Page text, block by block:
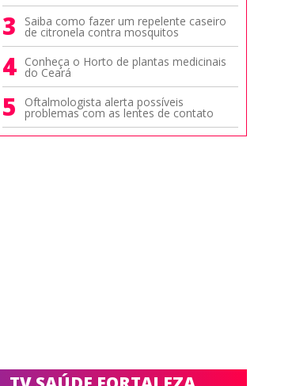
3 Saiba como fazer um repelente caseiro
de citronela contra mosquitos
4 Conheça o Horto de plantas medicinais
do Ceará
5 Oftalmologista alerta possíveis
problemas com as lentes de contato